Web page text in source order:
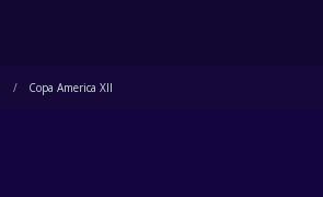
Copa America XII